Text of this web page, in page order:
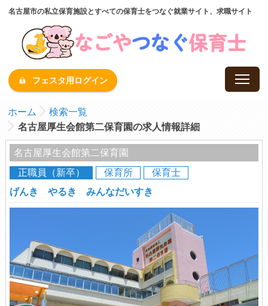
名古屋市の私立保育施設とすべての保育士をつなぐ就業サイト、求職サイト
フェスタ用ログイン
ホーム
検索一覧
名古屋厚生会館第二保育園の求人情報詳細
名古屋厚生会館第二保育園
正職員（新卒）
保育所
保育士
げんき やるき みんなだいすき